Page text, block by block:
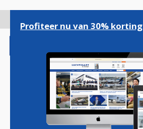
gaan
Magazine Podcasts
Profiteer nu van 30% korting